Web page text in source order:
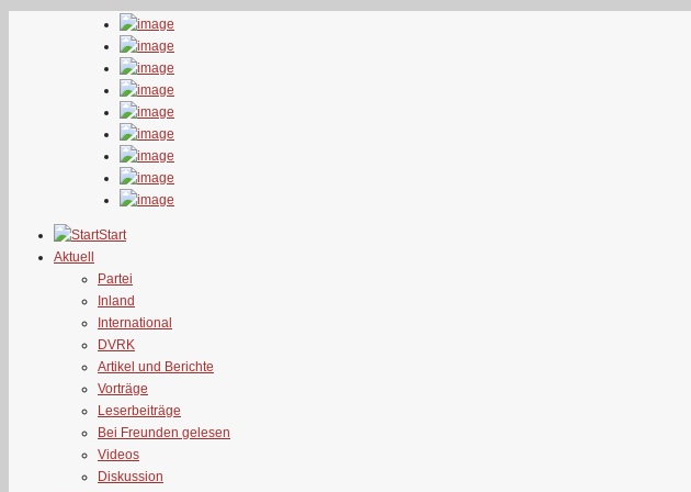
Start
Aktuell
Partei
Inland
International
DVRK
Artikel und Berichte
Vorträge
Leserbeiträge
Bei Freunden gelesen
Videos
Diskussion